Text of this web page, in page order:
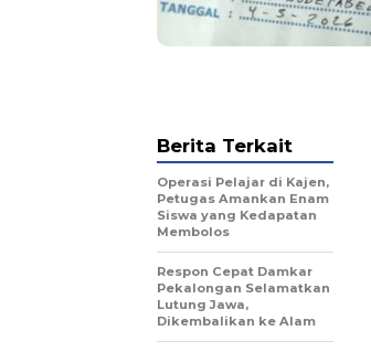
Berita Terkait
Operasi Pelajar di Kajen,
Petugas Amankan Enam
Siswa yang Kedapatan
Membolos
Respon Cepat Damkar
Pekalongan Selamatkan
Lutung Jawa,
Dikembalikan ke Alam